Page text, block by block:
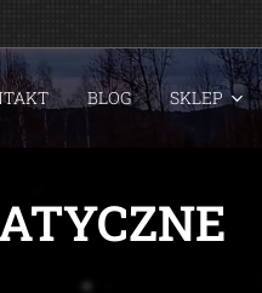
BLOG SKLEP